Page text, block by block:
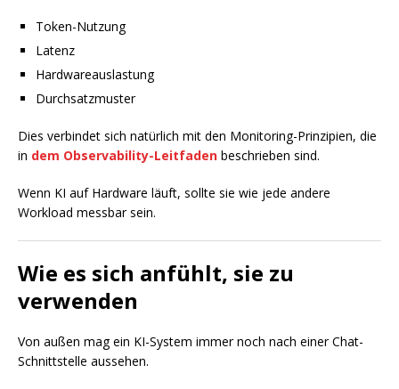
Token-Nutzung
Latenz
Hardwareauslastung
Durchsatzmuster
Dies verbindet sich natürlich mit den Monitoring-Prinzipien, die
in dem Observability-Leitfaden beschrieben sind.
Wenn KI auf Hardware läuft, sollte sie wie jede andere
Workload messbar sein.
Wie es sich anfühlt, sie zu
verwenden
Von außen mag ein KI-System immer noch nach einer Chat-
Schnittstelle aussehen.